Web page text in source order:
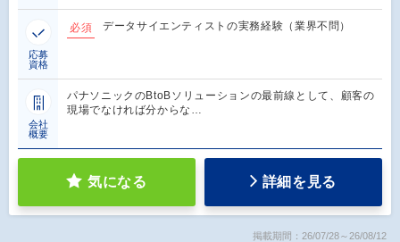
応募
資格
必須 データサイエンティストの実務経験（業界不問）
会社
概要
パナソニックのBtoBソリューションの最前線として、顧客の
現場でなければ分からな…
気になる 詳細を見る
掲載期間：26/07/28～26/08/12